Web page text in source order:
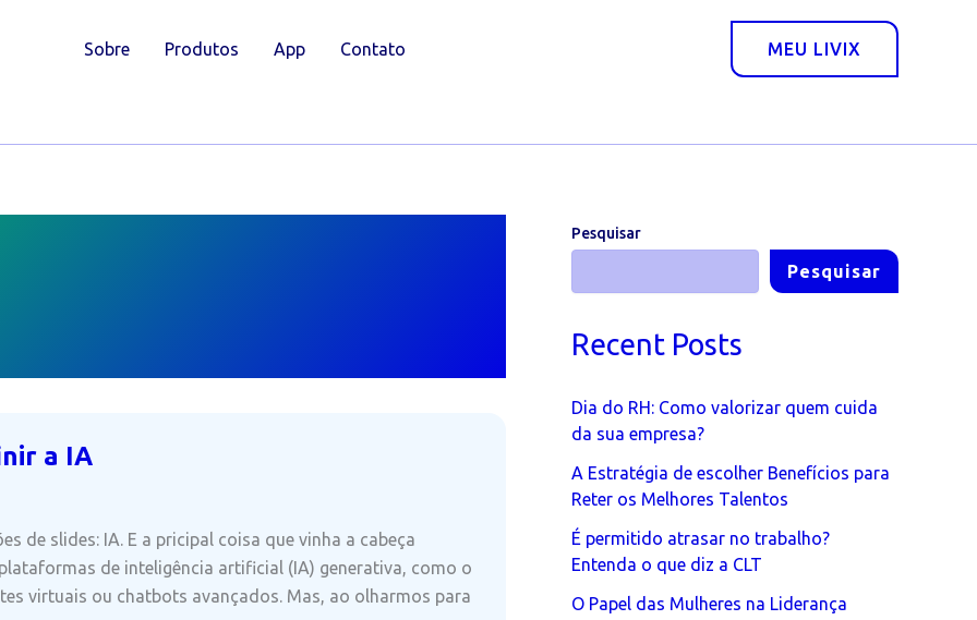
Sobre Produtos App Contato MEU LIVIX
a IA
de slides: IA. E a pricipal coisa que vinha a cabeça
de inteligência artificial (IA) generativa, como o
virtuais ou chatbots avançados. Mas, ao olharmos para
Pesquisar
Pesquisar
Recent Posts
Dia do RH: Como valorizar quem cuida
da sua empresa?
A Estratégia de escolher Benefícios para
Reter os Melhores Talentos
É permitido atrasar no trabalho?
Entenda o que diz a CLT
O Papel das Mulheres na Liderança